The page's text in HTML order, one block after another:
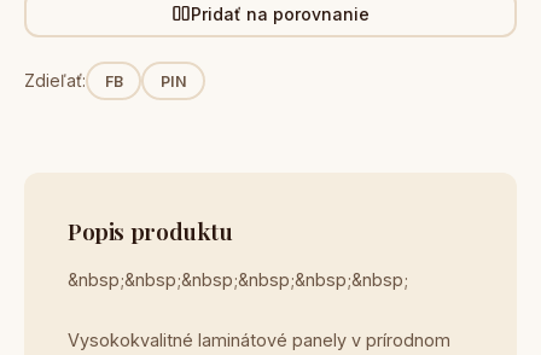
Pridať na porovnanie
Zdieľať: FB PIN
Popis produktu
&nbsp;&nbsp;&nbsp;&nbsp;&nbsp;&nbsp;
Vysokokvalitné laminátové panely v prírodnom